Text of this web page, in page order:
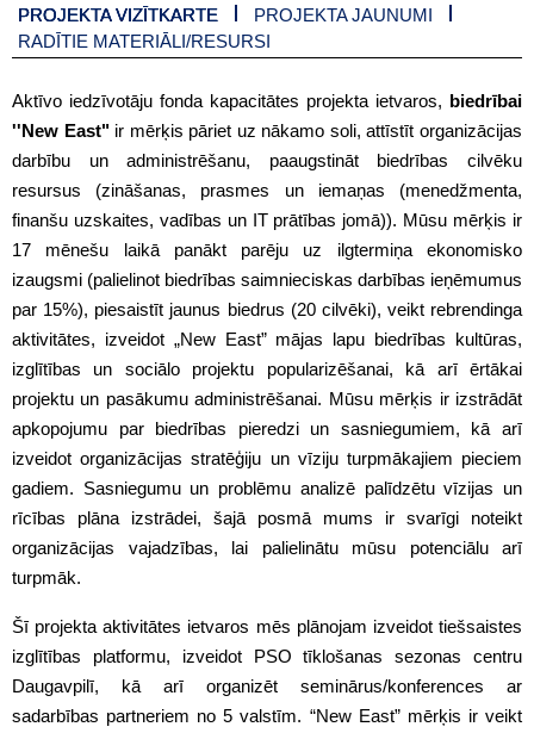
PROJEKTA VIZĪTKARTE
PROJEKTA JAUNUMI
RADĪTIE MATERIĀLI/RESURSI
Aktīvo iedzīvotāju fonda kapacitātes projekta ietvaros, biedrībai
''New East"ir mērķis pāriet uz nākamo soli, attīstīt organizācijas
darbību un administrēšanu, paaugstināt biedrības cilvēku
resursus (zināšanas, prasmes un iemaņas (menedžmenta,
finanšu uzskaites, vadības un IT prātības jomā)). Mūsu mērķis ir
17 mēnešu laikā panākt parēju uz ilgtermiņa ekonomisko
izaugsmi (palielinot biedrības saimnieciskas darbības ieņēmumus
par 15%), piesaistīt jaunus biedrus (20 cilvēki), veikt rebrendinga
aktivitātes, izveidot „New East” mājas lapu biedrības kultūras,
izglītības un sociālo projektu popularizēšanai, kā arī ērtākai
projektu un pasākumu administrēšanai. Mūsu mērķis ir izstrādāt
apkopojumu par biedrības pieredzi un sasniegumiem, kā arī
izveidot organizācijas stratēģiju un vīziju turpmākajiem pieciem
gadiem. Sasniegumu un problēmu analizē palīdzētu vīzijas un
rīcības plāna izstrādei, šajā posmā mums ir svarīgi noteikt
organizācijas vajadzības, lai palielinātu mūsu potenciālu arī
turpmāk.
Šī projekta aktivitātes ietvaros mēs plānojam izveidot tiešsaistes
izglītības platformu, izveidot PSO tīklošanas sezonas centru
Daugavpilī, kā arī organizēt seminārus/konferences ar
sadarbības partneriem no 5 valstīm. “New East” mērķis ir veikt